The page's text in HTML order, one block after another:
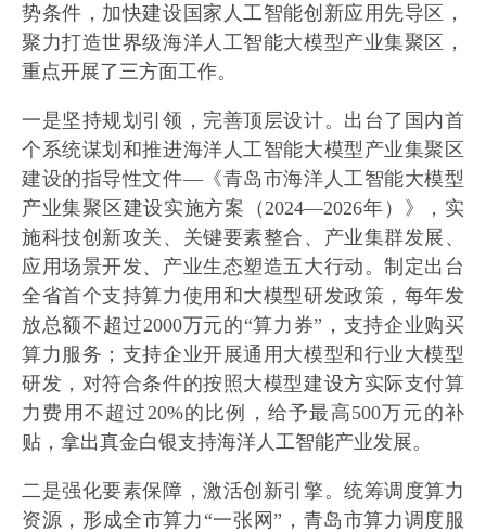
势条件，加快建设国家人工智能创新应用先导区，
聚力打造世界级海洋人工智能大模型产业集聚区，
重点开展了三方面工作。
一是坚持规划引领，完善顶层设计。出台了国内首
个系统谋划和推进海洋人工智能大模型产业集聚区
建设的指导性文件—《青岛市海洋人工智能大模型
产业集聚区建设实施方案（2024—2026年）》，实
施科技创新攻关、关键要素整合、产业集群发展、
应用场景开发、产业生态塑造五大行动。制定出台
全省首个支持算力使用和大模型研发政策，每年发
放总额不超过2000万元的“算力券”，支持企业购买
算力服务；支持企业开展通用大模型和行业大模型
研发，对符合条件的按照大模型建设方实际支付算
力费用不超过20%的比例，给予最高500万元的补
贴，拿出真金白银支持海洋人工智能产业发展。
二是强化要素保障，激活创新引擎。统筹调度算力
资源，形成全市算力“一张网”，青岛市算力调度服